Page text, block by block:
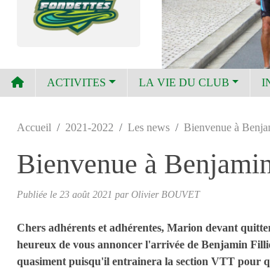
ACTIVITES LA VIE DU CLUB
Accueil 2021-2022 Les news Bienvenue à
Bienvenue à
Publiée le 23 août 2021 par Olivier BOUVET
Chers adhérents et adhérentes, Marion devant
heureux de vous annoncer l'arrivée de Benjamin
quasiment puisqu'il entrainera la section VTT pour